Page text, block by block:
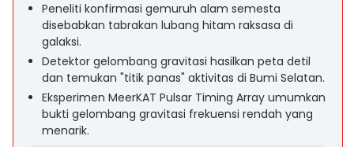
Peneliti konfirmasi gemuruh alam semesta
disebabkan tabrakan lubang hitam raksasa di
galaksi.
Detektor gelombang gravitasi hasilkan peta detil
dan temukan "titik panas" aktivitas di Bumi Selatan.
Eksperimen MeerKAT Pulsar Timing Array umumkan
bukti gelombang gravitasi frekuensi rendah yang
menarik.